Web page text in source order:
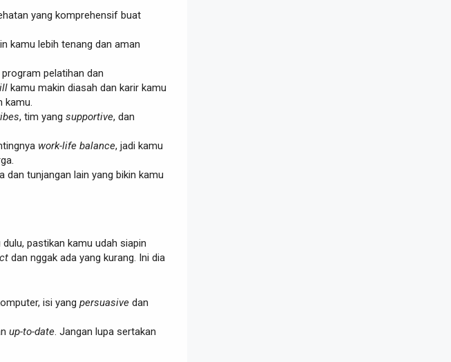
yang komprehensif buat
kamu lebih tenang dan aman
pelatihan dan
kamu makin diasah dan karir kamu
, tim yang supportive, dan
work-life balance, jadi kamu
dan tunjangan lain yang bikin kamu
dulu, pastikan kamu udah siapin
dan nggak ada yang kurang. Ini dia
isi yang persuasive dan
up-to-date . Jangan lupa sertakan